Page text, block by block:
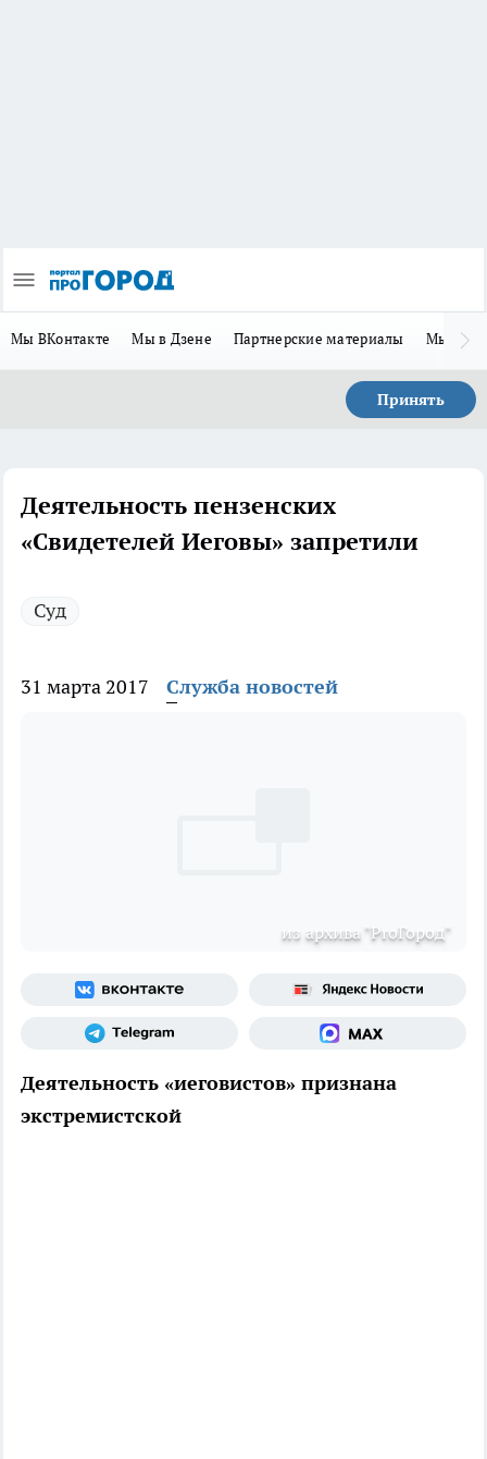
Мы ВКонтакте Мы в Дзене Партнерские материалы Мы в
Принять
Деятельность пензенских
«Свидетелей Иеговы» запретили
Суд
31 марта 2017 Служба новостей
из архива "ProГород"
Деятельность «иеговистов» признана
экстремистской